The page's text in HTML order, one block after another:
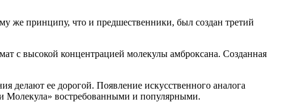
же принципу, что и предшественники, был создан третий
с высокой концентрацией молекулы амброксана. Созданная
делают ее дорогой. Появление искусственного аналога
Молекула» востребованными и популярными.